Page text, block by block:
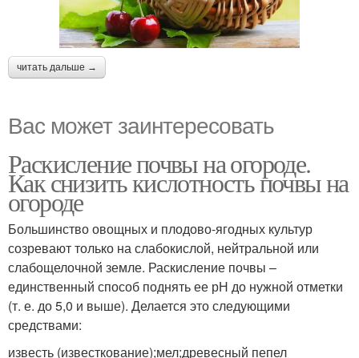
читать дальше →
Вас может заинтересовать
Раскисление почвы на огороде.
Как снизить кислотность почвы на
огороде
Большинство овощных и плодово-ягодных культур
созревают только на слабокислой, нейтральной или
слабощелочной земле. Раскисление почвы –
единственный способ поднять ее рН до нужной отметки
(т. е. до 5,0 и выше). Делается это следующими
средствами:
известь (известкование);мел;древесный пепел